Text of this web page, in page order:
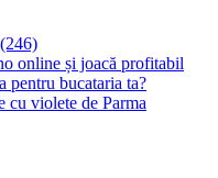
online și joacă profitabil
pentru bucataria ta?
cu violete de Parma